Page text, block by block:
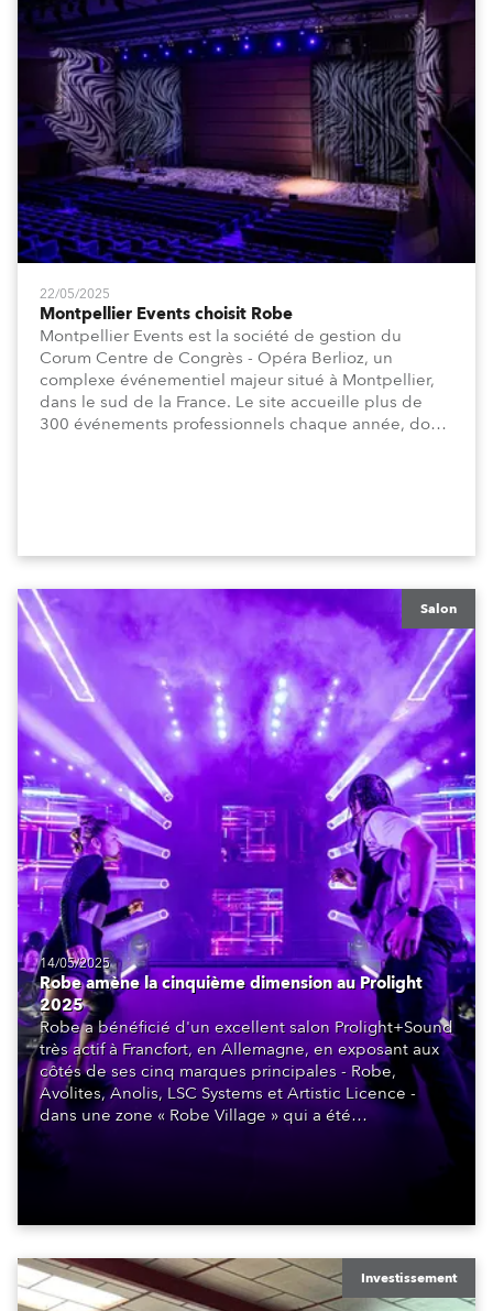
22/05/2025
Montpellier Events choisit Robe
Montpellier Events est la société de gestion du
Corum Centre de Congrès - Opéra Berlioz, un
complexe événementiel majeur situé à Montpellier,
dans le sud de la France. Le site accueille plus de
300 événements professionnels chaque année, dont
Salon
14/05/2025
Robe amène la cinquième dimension au Prolight
2025
Robe a bénéficié d'un excellent salon Prolight+Sound
très actif à Francfort, en Allemagne, en exposant aux
côtés de ses cinq marques principales - Robe,
Avolites, Anolis, LSC Systems et Artistic Licence -
dans une zone « Robe Village » qui a été
constamment occupée tout au long des quatre jours
du salon.
Investissement